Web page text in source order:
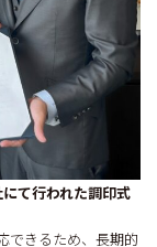
て行われた調印式
できるため、長期的